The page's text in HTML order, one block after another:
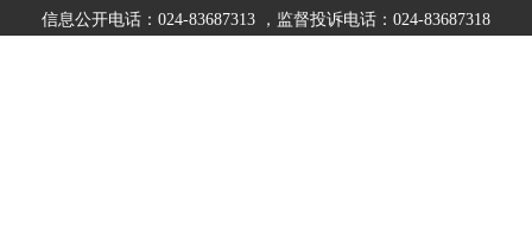
信息公开电话：024-83687313 ，监督投诉电话：024-83687318